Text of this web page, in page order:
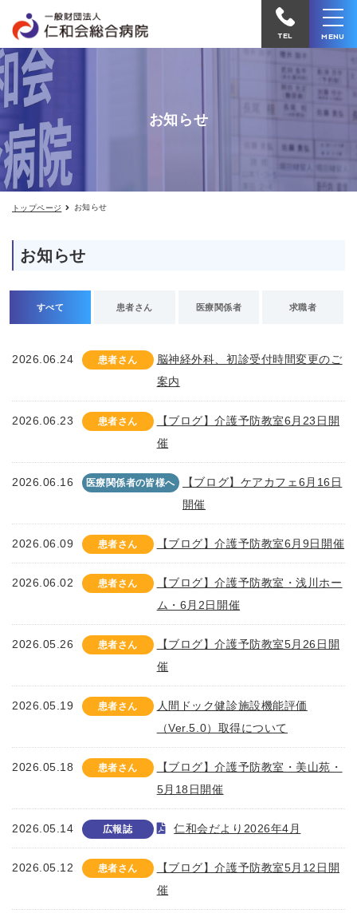
せ
病
院
電
TEL MENU
お知らせ
トップページ お知らせ
お知らせ
すべて 患者さん 医療関係者 求職者
2026.06.24 患者さん
脳神経外科、初診受付時間変更のご
案内
2026.06.23 患者さん
【ブログ】介護予防教室6月23日開
催
2026.06.16 医療関係者の皆様へ
【ブログ】ケアカフェ6月16日
開催
2026.06.09 患者さん 【ブログ】介護予防教室6月9日開催
2026.06.02 患者さん
【ブログ】介護予防教室・浅川ホー
ム・6月2日開催
2026.05.26 患者さん
【ブログ】介護予防教室5月26日開
催
2026.05.19 患者さん
人間ドック健診施設機能評価
（Ver.5.0）取得について
2026.05.18 患者さん
【ブログ】介護予防教室・美山苑・
5月18日開催
2026.05.14 広報誌 仁和会だより2026年4月
2026.05.12 患者さん
【ブログ】介護予防教室5月12日開
催